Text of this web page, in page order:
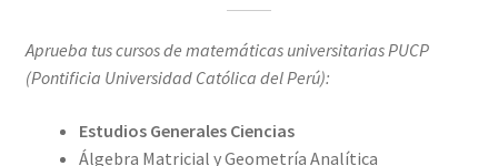
Aprueba tus cursos de matemáticas universitarias PUCP
(Pontificia Universidad Católica del Perú):
Estudios Generales Ciencias
Álgebra Matricial y Geometría Analítica